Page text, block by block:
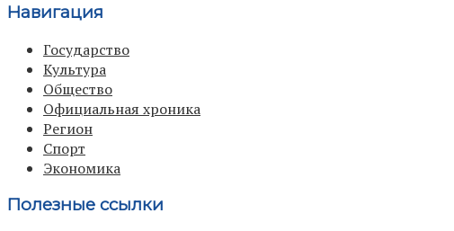
Навигация
Государство
Культура
Общество
Официальная хроника
Регион
Спорт
Экономика
Полезные ссылки